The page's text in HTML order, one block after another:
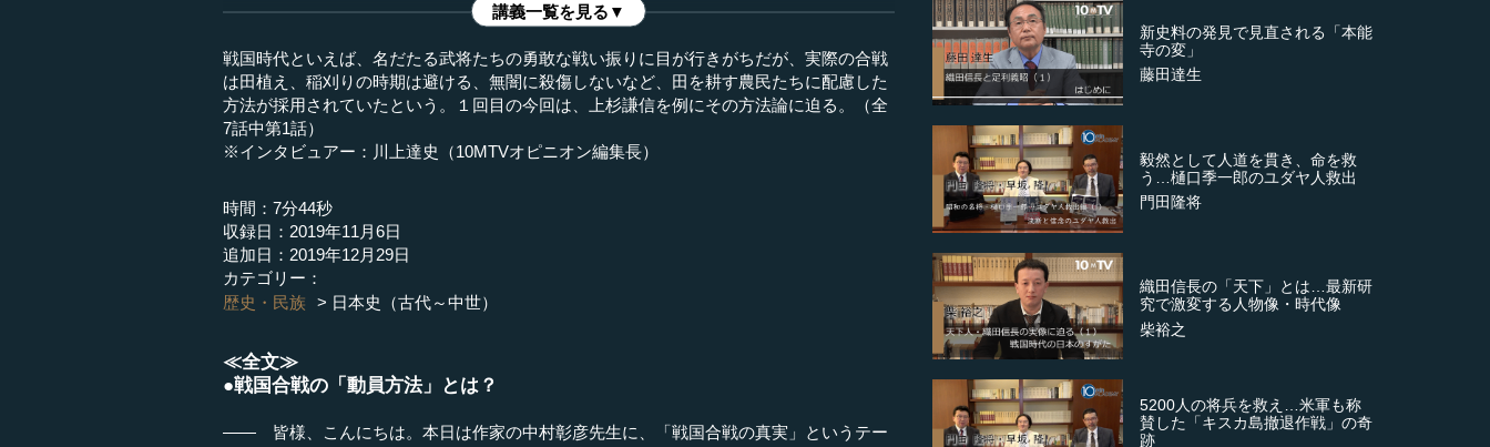
講義一覧を見る▼
戦国時代といえば、名だたる武将たちの勇敢な戦い振りに目が行きがちだが、実際の合戦
は田植え、稲刈りの時期は避ける、無闇に殺傷しないなど、田を耕す農民たちに配慮した
方法が採用されていたという。１回目の今回は、上杉謙信を例にその方法論に迫る。（全
7話中第1話）
※インタビュアー：川上達史（10MTVオピニオン編集長）
時間：7分44秒
収録日：2019年11月6日
追加日：2019年12月29日
カテゴリー：
歴史・民族
日本史（古代～中世）
≪全文≫
●戦国合戦の「動員方法」とは？
―― 皆様、こんにちは。本日は作家の中村彰彦先生に、「戦国合戦の真実」というテー
新史料の発見で見直される「本能
寺の変」
藤田達生
毅然として人道を貫き、命を救
う…樋口季一郎のユダヤ人救出
門田隆将
織田信長の「天下」とは…最新研
究で激変する人物像・時代像
柴裕之
5200人の将兵を救え…米軍も称
賛した「キスカ島撤退作戦」の奇
跡